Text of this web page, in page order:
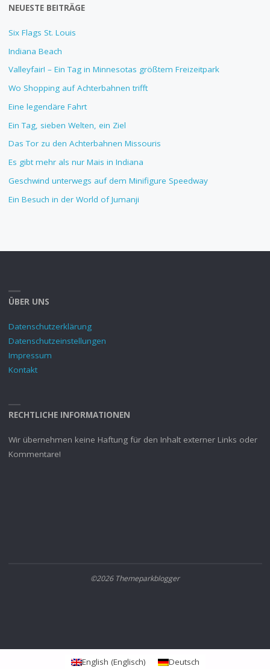
NEUESTE BEITRÄGE
Six Flags St. Louis
Indiana Beach
Valleyfair! – Ein Tag in Minnesotas größtem Freizeitpark
Wo Shopping auf Achterbahnen trifft
Eine legendäre Fahrt
Ein Tag, sieben Welten, ein Ziel
Das Tor zu den Achterbahnen Missouris
Es gibt mehr als nur Mais in Indiana
Geschwind unterwegs auf dem Minifigure Speedway
Ein Besuch in der World of Jumanji
ÜBER UNS
Datenschutzerklärung
Datenschutzeinstellungen
Impressum
Kontakt
RECHTLICHE INFORMATIONEN
Wir übernehmen keine Haftung für den Inhalt externer Links oder
Kommentare!
©2026 Themeparkblogger
English (Englisch) Deutsch